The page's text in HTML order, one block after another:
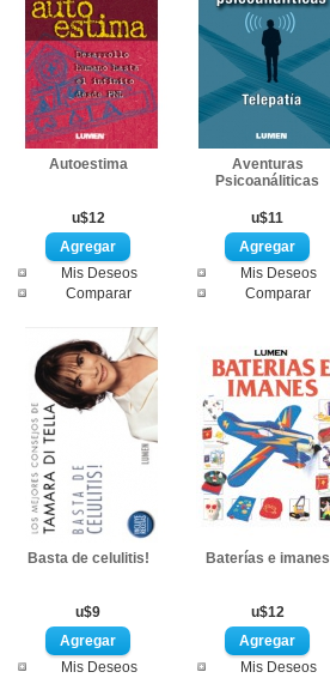
Autoestima
u$12
Mis Deseos
Comparar
Aventuras
Psicoanáliticas
u$11
Mis Deseos
Comparar
Basta de celulitis!
u$9
Mis Deseos
Baterías e imanes
u$12
Mis Deseos